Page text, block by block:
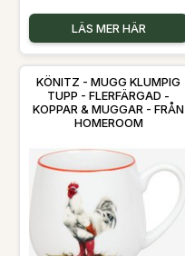
LÄS MER HÄR
KÖNITZ - MUGG KLUMPIG
TUPP - FLERFÄRGAD -
KOPPAR & MUGGAR - FRÅN
HOMEROOM